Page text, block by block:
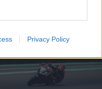
Privacy Policy